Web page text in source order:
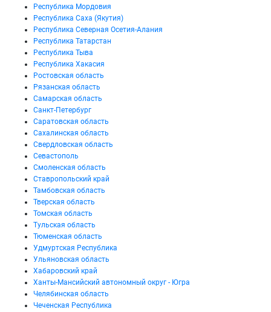
Республика Мордовия
Республика Саха (Якутия)
Республика Северная Осетия-Алания
Республика Татарстан
Республика Тыва
Республика Хакасия
Ростовская область
Рязанская область
Самарская область
Санкт-Петербург
Саратовская область
Сахалинская область
Свердловская область
Севастополь
Смоленская область
Ставропольский край
Тамбовская область
Тверская область
Томская область
Тульская область
Тюменская область
Удмуртская Республика
Ульяновская область
Хабаровский край
Ханты-Мансийский автономный округ - Югра
Челябинская область
Чеченская Республика